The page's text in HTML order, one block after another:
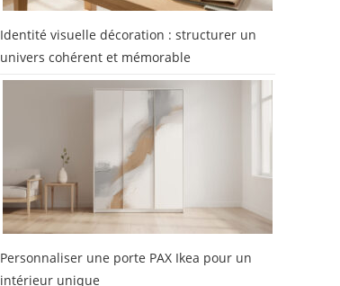
Identité visuelle décoration : structurer un
univers cohérent et mémorable
Personnaliser une porte PAX Ikea pour un
intérieur unique